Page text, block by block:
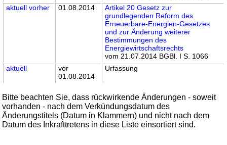
aktuell vorher 01.08.2014
Artikel 20 Gesetz zur
grundlegenden Reform des
Erneuerbare-Energien-Gesetzes
und zur Änderung weiterer
Bestimmungen des
Energiewirtschaftsrechts
vom 21.07.2014 BGBl. I S. 1066
aktuell
vor
01.08.2014
Urfassung
Bitte beachten Sie, dass rückwirkende Änderungen - soweit
vorhanden - nach dem Verkündungsdatum des
Änderungstitels (Datum in Klammern) und nicht nach dem
Datum des Inkrafttretens in diese Liste einsortiert sind.